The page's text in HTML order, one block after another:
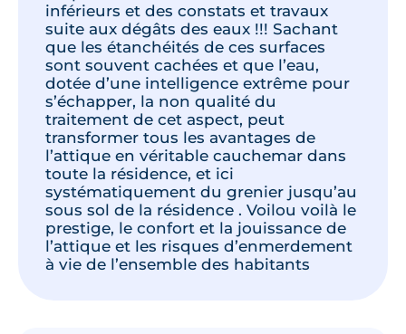
inférieurs et des constats et travaux
suite aux dégâts des eaux !!! Sachant
que les étanchéités de ces surfaces
sont souvent cachées et que l’eau,
dotée d’une intelligence extrême pour
s’échapper, la non qualité du
traitement de cet aspect, peut
transformer tous les avantages de
l’attique en véritable cauchemar dans
toute la résidence, et ici
systématiquement du grenier jusqu’au
sous sol de la résidence . Voilou voilà le
prestige, le confort et la jouissance de
l’attique et les risques d’enmerdement
à vie de l’ensemble des habitants